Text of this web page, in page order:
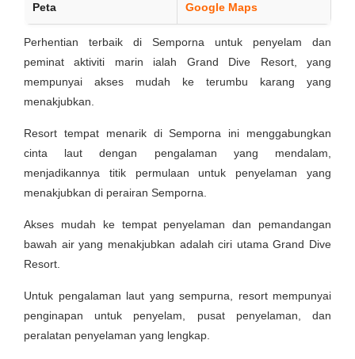
Peta Google Maps
Perhentian terbaik di Semporna untuk penyelam dan
peminat aktiviti marin ialah Grand Dive Resort, yang
mempunyai akses mudah ke terumbu karang yang
menakjubkan.
Resort tempat menarik di Semporna ini menggabungkan
cinta laut dengan pengalaman yang mendalam,
menjadikannya titik permulaan untuk penyelaman yang
menakjubkan di perairan Semporna.
Akses mudah ke tempat penyelaman dan pemandangan
bawah air yang menakjubkan adalah ciri utama Grand Dive
Resort.
Untuk pengalaman laut yang sempurna, resort mempunyai
penginapan untuk penyelam, pusat penyelaman, dan
peralatan penyelaman yang lengkap.